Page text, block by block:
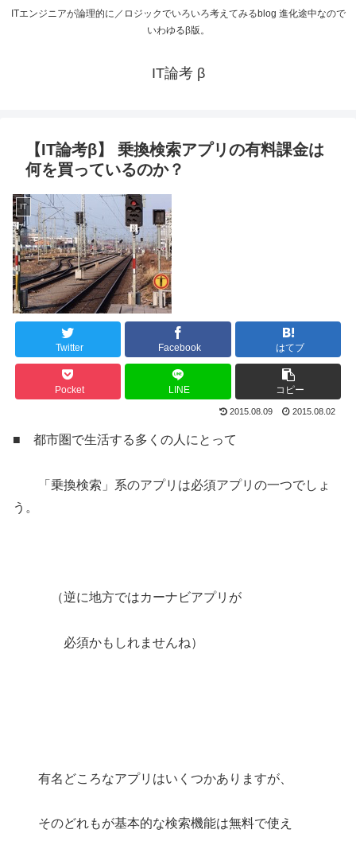
ITエンジニアが論理的に／ロジックでいろいろ考えてみるblog 進化途中なので
いわゆるβ版。
IT論考 β
【IT論考β】 乗換検索アプリの有料課金は
何を買っているのか？
IT
Twitter Facebook はてブ
Pocket LINE コピー
2015.08.09 2015.08.02
■ 都市圏で生活する多くの人にとって
「乗換検索」系のアプリは必須アプリの一つでしょ
う。
（逆に地方ではカーナビアプリが
必須かもしれませんね）
有名どころなアプリはいくつかありますが、
そのどれもが基本的な検索機能は無料で使え